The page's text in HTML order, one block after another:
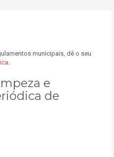
municipais, dê o seu
.
e
de